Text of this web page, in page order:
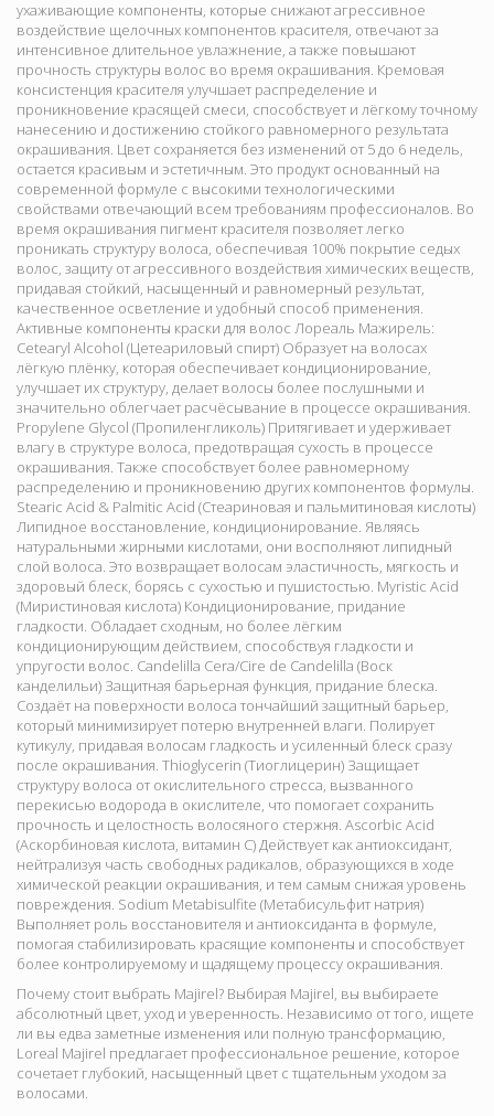
ухаживающие компоненты, которые снижают агрессивное
воздействие щелочных компонентов красителя, отвечают за
интенсивное длительное увлажнение, а также повышают
прочность структуры волос во время окрашивания. Кремовая
консистенция красителя улучшает распределение и
проникновение красящей смеси, способствует и лёгкому точному
нанесению и достижению стойкого равномерного результата
окрашивания. Цвет сохраняется без изменений от 5 до 6 недель,
остается красивым и эстетичным. Это продукт основанный на
современной формуле с высокими технологическими
свойствами отвечающий всем требованиям профессионалов. Во
время окрашивания пигмент красителя позволяет легко
проникать структуру волоса, обеспечивая 100% покрытие седых
волос, защиту от агрессивного воздействия химических веществ,
придавая стойкий, насыщенный и равномерный результат,
качественное осветление и удобный способ применения.
Активные компоненты краски для волос Лореаль Мажирель:
Cetearyl Alcohol (Цетеариловый спирт) Образует на волосах
лёгкую плёнку, которая обеспечивает кондиционирование,
улучшает их структуру, делает волосы более послушными и
значительно облегчает расчёсывание в процессе окрашивания.
Propylene Glycol (Пропиленгликоль) Притягивает и удерживает
влагу в структуре волоса, предотвращая сухость в процессе
окрашивания. Также способствует более равномерному
распределению и проникновению других компонентов формулы.
Stearic Acid & Palmitic Acid (Стеариновая и пальмитиновая кислоты)
Липидное восстановление, кондиционирование. Являясь
натуральными жирными кислотами, они восполняют липидный
слой волоса. Это возвращает волосам эластичность, мягкость и
здоровый блеск, борясь с сухостью и пушистостью. Myristic Acid
(Миристиновая кислота) Кондиционирование, придание
гладкости. Обладает сходным, но более лёгким
кондиционирующим действием, способствуя гладкости и
упругости волос. Candelilla Cera/Cire de Candelilla (Воск
канделильи) Защитная барьерная функция, придание блеска.
Создаёт на поверхности волоса тончайший защитный барьер,
который минимизирует потерю внутренней влаги. Полирует
кутикулу, придавая волосам гладкость и усиленный блеск сразу
после окрашивания. Thioglycerin (Тиоглицерин) Защищает
структуру волоса от окислительного стресса, вызванного
перекисью водорода в окислителе, что помогает сохранить
прочность и целостность волосяного стержня. Ascorbic Acid
(Аскорбиновая кислота, витамин C) Действует как антиоксидант,
нейтрализуя часть свободных радикалов, образующихся в ходе
химической реакции окрашивания, и тем самым снижая уровень
повреждения. Sodium Metabisulfite (Метабисульфит натрия)
Выполняет роль восстановителя и антиоксиданта в формуле,
помогая стабилизировать красящие компоненты и способствует
более контролируемому и щадящему процессу окрашивания.
Почему стоит выбрать Majirel? Выбирая Majirel, вы выбираете
абсолютный цвет, уход и уверенность. Независимо от того, ищете
ли вы едва заметные изменения или полную трансформацию,
Loreal Majirel предлагает профессиональное решение, которое
сочетает глубокий, насыщенный цвет с тщательным уходом за
волосами.